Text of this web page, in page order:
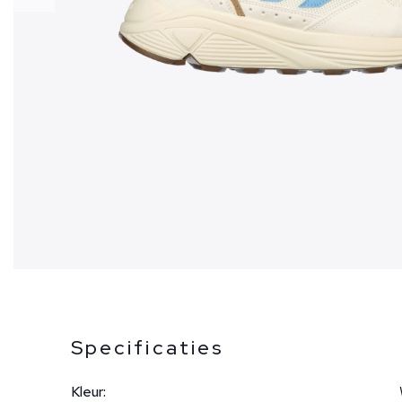
Specificaties
Kleur: